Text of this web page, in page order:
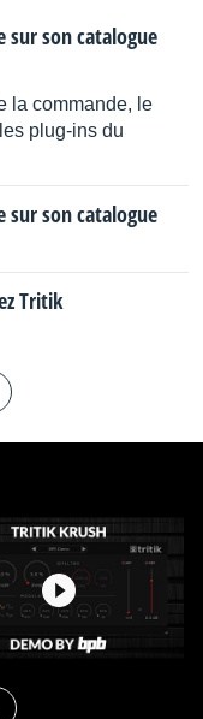
sur son catalogue
la commande, le
plug-ins du
sur son catalogue
Tritik